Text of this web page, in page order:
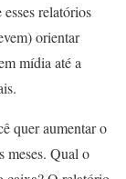
relatórios
orientar
mídia até a
quer aumentar o
meses. Qual o